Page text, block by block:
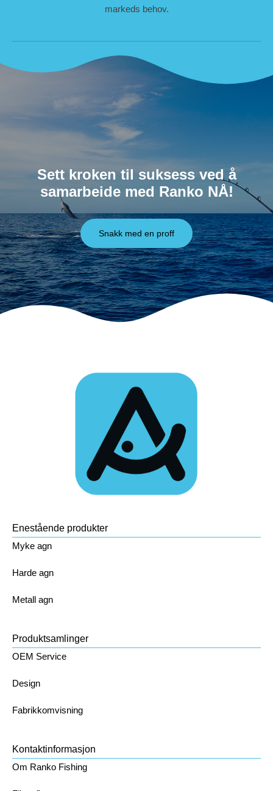
markeds behov.
Sett kroken til suksess ved å
samarbeide med Ranko NÅ!
Snakk med en proff
Enestående produkter
Myke agn
Harde agn
Metall agn
Produktsamlinger
OEM Service
Design
Fabrikkomvisning
Kontaktinformasjon
Om Ranko Fishing